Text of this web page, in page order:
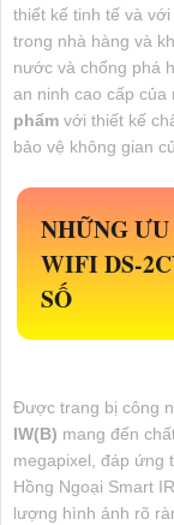
thiết kế tinh tế và
trong nhà hàng và
nước và chống phá
an ninh cao cấp của
phẩm với thiết kế
bảo vệ không gian
NHỮNG
WIFIDS-
SỐ
Được trang bị công
IW(B) mang đến
megapixel, đáp ứng
Hồng Ngoại Smart
lượng hình ảnh rõ